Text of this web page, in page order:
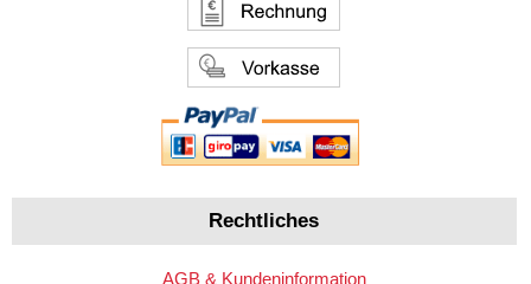
Rechtliches
AGB & Kundeninformation